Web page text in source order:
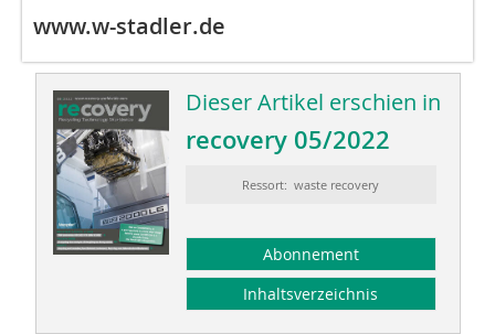
www.w-stadler.de
Dieser Artikel erschien in
recovery 05/2022
Ressort: waste recovery
Abonnement
Inhaltsverzeichnis